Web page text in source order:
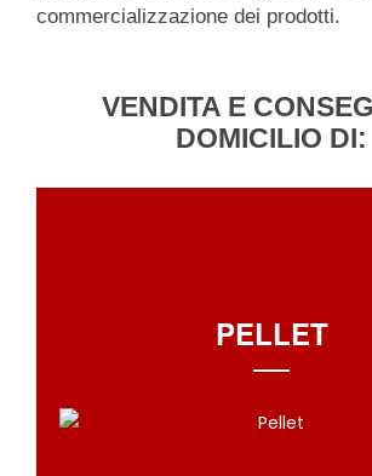
commercializzazione dei prodotti.
VENDITA E
DOMICILIO DI:
PELLET